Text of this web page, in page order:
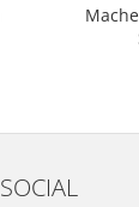
SOCIAL